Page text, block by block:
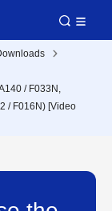
/ F033N,
/ F016N) [Video